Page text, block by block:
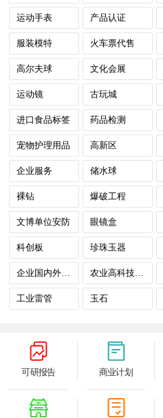
运动手表 产品认证
服装模特 火车票代售
高尔夫球 文化会展
运动镜 古玩城
进口食品标签 药品检测
宠物护理用品 高新区
企业服务 储水球
裸钻 爆破工程
文博单位安防 眼镜盒
科创板 珍珠玉器
农业高科技示范园
工业雷管 玉石
可研报告 商业计划